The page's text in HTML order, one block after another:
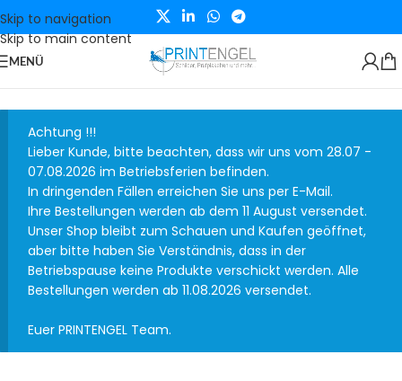
Skip to navigation
Skip to main content
MENÜ
Achtung !!!
Lieber Kunde, bitte beachten, dass wir uns vom 28.07 -
07.08.2026 im Betriebsferien befinden.
In dringenden Fällen erreichen Sie uns per E-Mail.
Ihre Bestellungen werden ab dem 11 August versendet.
Unser Shop bleibt zum Schauen und Kaufen geöffnet,
aber bitte haben Sie Verständnis, dass in der
Betriebspause keine Produkte verschickt werden. Alle
Bestellungen werden ab 11.08.2026 versendet.
Euer PRINTENGEL Team.